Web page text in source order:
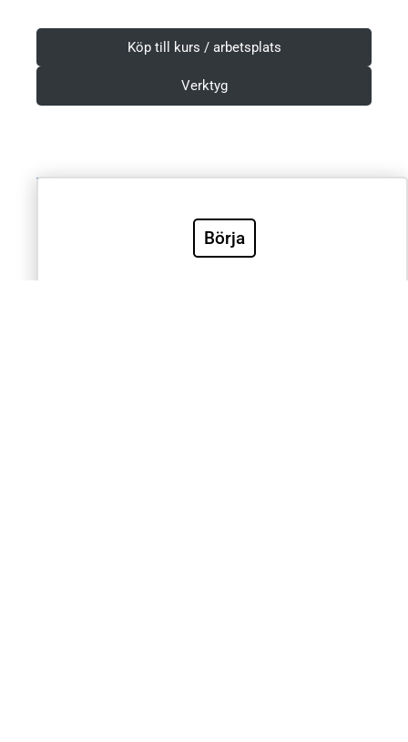
Köp till kurs / arbetsplats
Verktyg
Villkor & Integritetspolicy
Börja